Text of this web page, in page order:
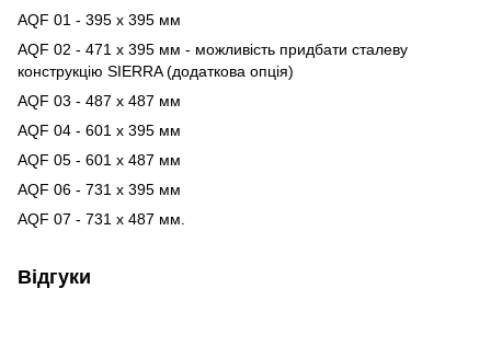
АQF 01 - 395 x 395 мм
АQF 02 - 471 x 395 мм - можливість придбати сталеву
конструкцію SIERRA (додаткова опція)
АQF 03 - 487 x 487 мм
АQF 04 - 601 x 395 мм
АQF 05 - 601 x 487 мм
АQF 06 - 731 x 395 мм
АQF 07 - 731 x 487 мм.
Відгуки